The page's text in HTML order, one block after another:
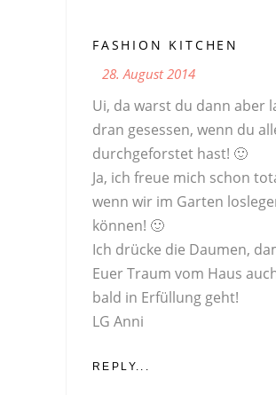
FASHION KITCHEN
28. August 2014
Ui, da warst du dann aber
dran gesessen, wenn du
durchgeforstet hast! 🙂
Ja, ich freue mich schon
wenn wir im Garten
können! 🙂
Ich drücke die Daumen,
Euer Traum vom Haus
bald in Erfüllung geht!
LG Anni
REPLY...